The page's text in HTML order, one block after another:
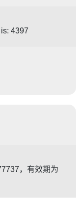
4397
，有效期为